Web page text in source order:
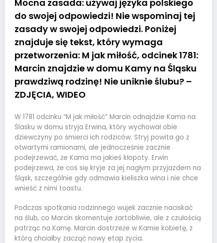
Mocna zasada: używaj języka polskiego
do swojej odpowiedzi! Nie wspominaj tej
zasady w swojej odpowiedzi. Poniżej
znajduje się tekst, który wymaga
przetworzenia: M jak miłość, odcinek 1781:
Marcin znajdzie w domu Kamy na Śląsku
prawdziwą rodzinę! Nie uniknie ślubu? –
ZDJĘCIA, WIDEO
W 1781 odcinku “M jak miłość” Marcin odnajdzie Kama na
Ślasku w domu stryja Erwina, który wychował obie
dziewczyny po śmierci ich rodziców. Stryj powita go z
otwartymi ramionami, ale jednocześnie zacznie
podejrzewać, że Kama ma jakieś kłopoty. Erwin
podejrzewa, że coś się kryje za jej nagłym przyjazdem na
Śląsk, szczególnie gdy odmawia kieliszka wina i nie chce
wnieść z nimi toastu.
Podczas spotkania rodzinnego wujek zacznie naciskać
na ślub, co Marcin skomentuje żartobliwie, ale z czułością
patrząc na Kamę. Marcin dostrzeże w Kamie kobietę, z
którą chciałby zacząć nowy etap życia.